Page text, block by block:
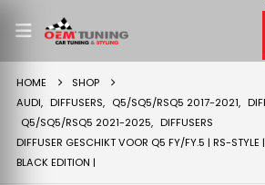
HOME
SHOP
AUDI, DIFFUSERS, Q5/SQ5/RSQ5 2017-2021,
Q5/SQ5/RSQ5 2021-2025, DIFFUSERS
DIFFUSER GESCHIKT VOOR Q5 FY/FY.5 | RS-
BLACK EDITION |